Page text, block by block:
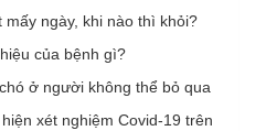
ngày, khi nào thì khỏi?
của bệnh gì?
ở người không thể bỏ qua
xét nghiệm Covid-19 trên